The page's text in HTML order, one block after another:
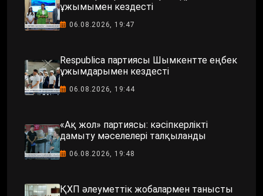
ұжымымен кездесті
06.08.2026, 19:47
Respublica партиясы Шымкентте еңбек
ұжымдарымен кездесті
06.08.2026, 19:44
«Ақ жол» партиясы: кәсіпкерлікті
дамыту мәселелері талқыланды
06.08.2026, 19:48
ҚХП әлеуметтік жобалармен танысты